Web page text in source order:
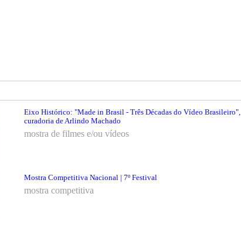
Eixo Histórico: "Made in Brasil - Três Décadas do Vídeo Brasileiro",
curadoria de Arlindo Machado
mostra de filmes e/ou vídeos
Mostra Competitiva Nacional | 7º Festival
mostra competitiva